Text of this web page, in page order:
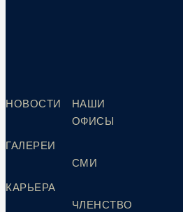
НОВОСТИ
ГАЛЕРЕИ
КАРЬЕРА
НАШИ
ОФИСЫ
СМИ
ЧЛЕНСТВО